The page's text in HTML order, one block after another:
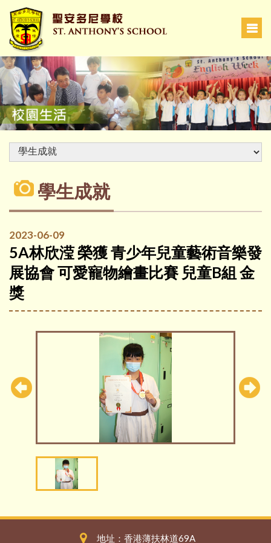
學生成就
2023-06-09
5A林欣滢 榮獲 青少年兒童藝術音樂發
展協會 可愛寵物繪畫比賽 兒童B組 金
獎
地址：香港薄扶林道69A